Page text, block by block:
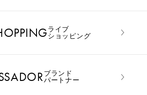
ライブ
ショッピング
ブランド
パートナー